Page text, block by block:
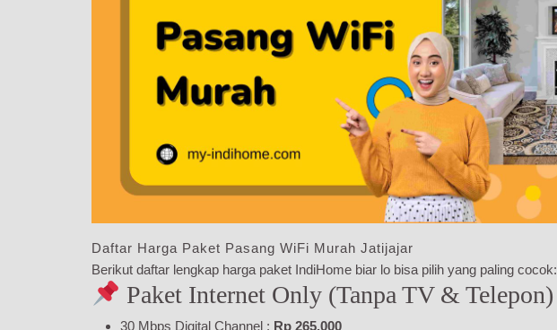
Daftar Harga Paket Pasang WiFi Murah Jatijajar
Berikut daftar lengkap harga paket IndiHome biar lo bisa pilih yang paling cocok:
Paket Internet Only (Tanpa TV & Telepon)
30 Mbps Digital Channel : Rp 265.000